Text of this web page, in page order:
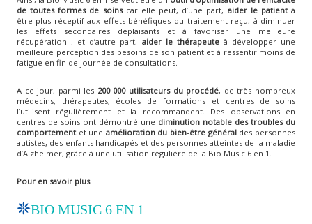
de toutes formes de soins car elle peut, d’une part, aider le patientà
être plus réceptif aux effets bénéfiques du traitement reçu, à diminuer
les effets secondaires déplaisants et à favoriser une meilleure
récupération ; et d’autre part, aider le thérapeuteà développer une
meilleure perception des besoins de son patient et à ressentir moins de
fatigue en fin de journée de consultations.
A ce jour, parmi les 200 000 utilisateurs du procédé, de très nombreux
médecins, thérapeutes, écoles de formations et centres de soins
l’utilisent régulièrement et la recommandent. Des observations en
centres de soins ont démontré une diminution notable des troubles du
comportementet une amélioration du bien-être généraldes personnes
autistes, des enfants handicapés et des personnes atteintes de la maladie
d’Alzheimer, grâce à une utilisation régulière de la Bio Music 6 en 1.
Pour en savoir plus:
BIO MUSIC 6 EN 1